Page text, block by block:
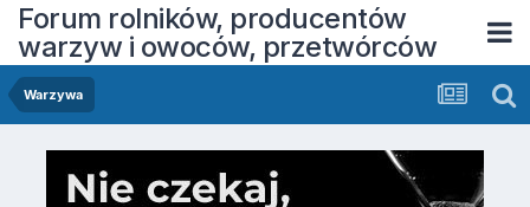
Forum rolników, producentów
warzyw i owoców, przetwórców
Warzywa